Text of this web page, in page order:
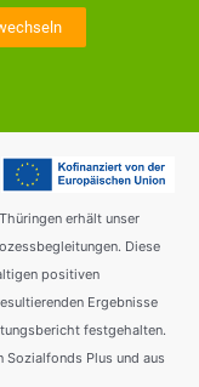
erhält unser
Diese
positiven
Ergebnisse
festgehalten.
Plus und aus